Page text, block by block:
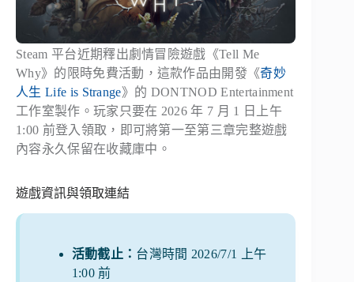
Steam 平台近期釋出劇情冒險遊戲《Tell Me
Why》的限時免費活動，這款作品由開發《奇妙
人生 Life is Strange》的 DONTNOD Entertainment
工作室製作。玩家只要在 2026 年 7 月 1 日上午
1:00 前登入領取，即可將第一至第三章完整遊戲
內容永久保留在收藏庫中。
遊戲資訊與領取連結
活動截止： 台灣時間 2026/7/1 上午
1:00 前